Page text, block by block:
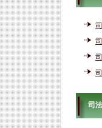
司